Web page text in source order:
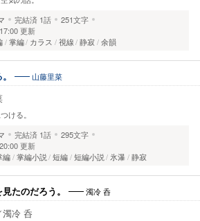
完結済 1話
251文字
更新
掌編 カラス 視線 静寂 余韻
山藤里菜
ける。
完結済 1話
295文字
更新
編 掌編小説 短編 短編小説 氷瀑 静寂
たのだろう。 濁冷 呑
濁冷 呑